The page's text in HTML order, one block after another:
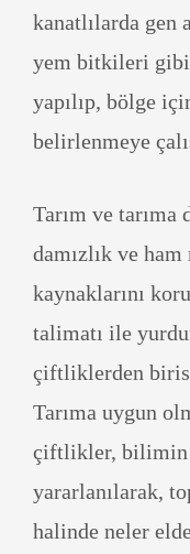
kanatlılarda gen
yem bitkileri
yapılıp, bölge
belirlenmeye
Tarım ve
damızlık ve
kaynaklarını
talimatı ile
çiftliklerden
Tarıma uygun
çiftlikler, bilimin
yararlanılarak,
halinde neler